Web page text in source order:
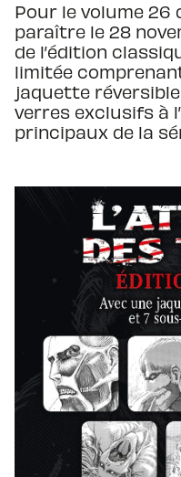
Pour le volume 26
paraître le 28
de l’édition
limitée
jaquette
verres exclusifs à
principaux de la